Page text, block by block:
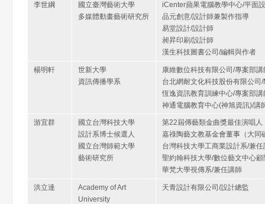
李世綱
國立臺灣藝術大學
多媒體動畫藝術研究所
iCenter蘋果電腦教學中心/平面
品元創意/設計師兼製作指導
易堂設計/設計師
昶昇印刷/設計師
漢生科技圖書公司/編輯與作者
楊明軒
世新大學
資訊傳播學系
康維數位科技有限公司/專案部講
台北網耐文化科技股份有限公司/
恆逸資訊教育訓練中心/專案部講
神通電腦教育中心(神旭資訊)/講
游宜群
國立台灣科技大學
設計系博士候選人
國立台灣師範大學
藝術研究所
第22屆傳藝類金曲獎最佳演唱人
嘉祿陶藝文教基金會董事（大同
台灣科技大學工商業設計系/兼任
聖約翰科技大學/數位藝文中心顧
華梵大學視傳系/兼任講師
洪立達
Academy of Art
University
天青設計有限公司/設計總監